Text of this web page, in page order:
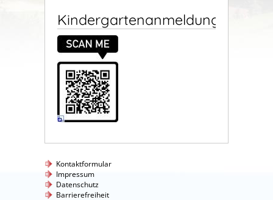
Kindergartenanmeldung
Kontaktformular
Impressum
Datenschutz
Barrierefreiheit